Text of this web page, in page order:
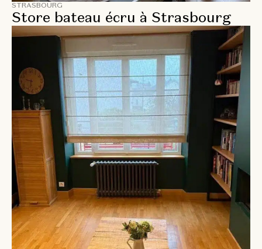
STRASBOURG
Store bateau écru à Strasbourg